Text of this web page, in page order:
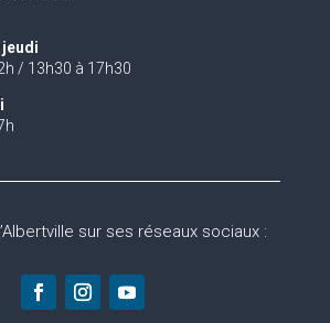
jeudi
/ 13h30 à 17h30
sur ses réseaux sociaux :